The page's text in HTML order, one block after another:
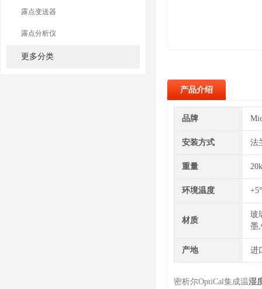
露点变送器
露点分析仪
更多分类
产品介绍
品牌
安装方式 法
重量
环境温度
材质
玻
墨
产地 进
密析尔OptiCal集成温湿